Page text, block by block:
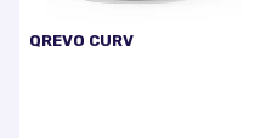
QREVO CURV